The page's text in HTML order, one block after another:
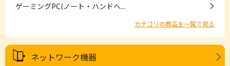
ゲーミングPC(ノート・ハンドヘ...
カテゴリの商品を一覧で見る
ネットワーク機器